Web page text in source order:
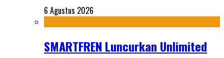
6 Agustus 2026
SMARTFREN Luncurkan Unlimited